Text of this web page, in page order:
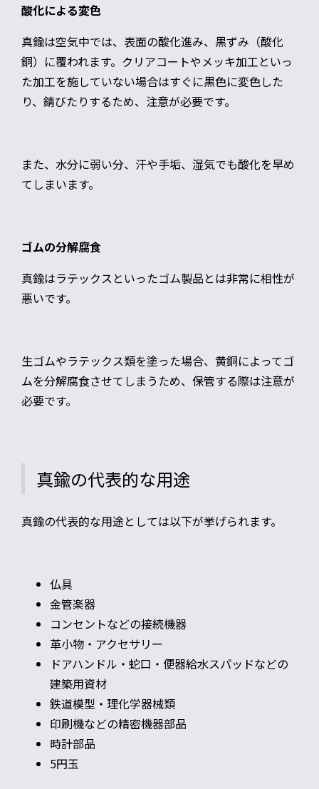
酸化による変色
真鍮は空気中では、表面の酸化進み、黒ずみ（酸化
銅）に覆われます。クリアコートやメッキ加工といっ
た加工を施していない場合はすぐに黒色に変色した
り、錆びたりするため、注意が必要です。
また、水分に弱い分、汗や手垢、湿気でも酸化を早め
てしまいます。
ゴムの分解腐食
真鍮はラテックスといったゴム製品とは非常に相性が
悪いです。
生ゴムやラテックス類を塗った場合、黄銅によってゴ
ムを分解腐食させてしまうため、保管する際は注意が
必要です。
真鍮の代表的な用途
真鍮の代表的な用途としては以下が挙げられます。
仏具
金管楽器
コンセントなどの接続機器
革小物・アクセサリー
ドアハンドル・蛇口・便器給水スパッドなどの
建築用資材
鉄道模型・理化学器械類
印刷機などの精密機器部品
時計部品
5円玉